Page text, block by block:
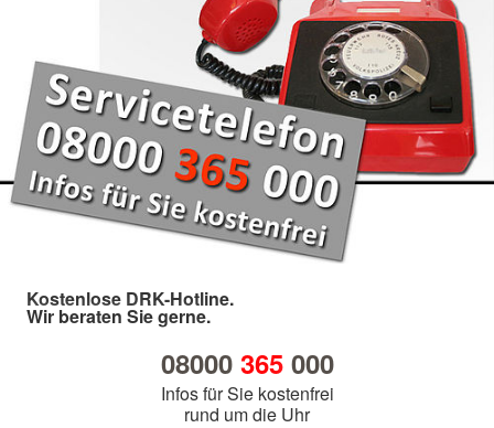
Kostenlose DRK-Hotline.
Wir beraten Sie gerne.
08000 365000
Infos für Sie kostenfrei
rund um die Uhr